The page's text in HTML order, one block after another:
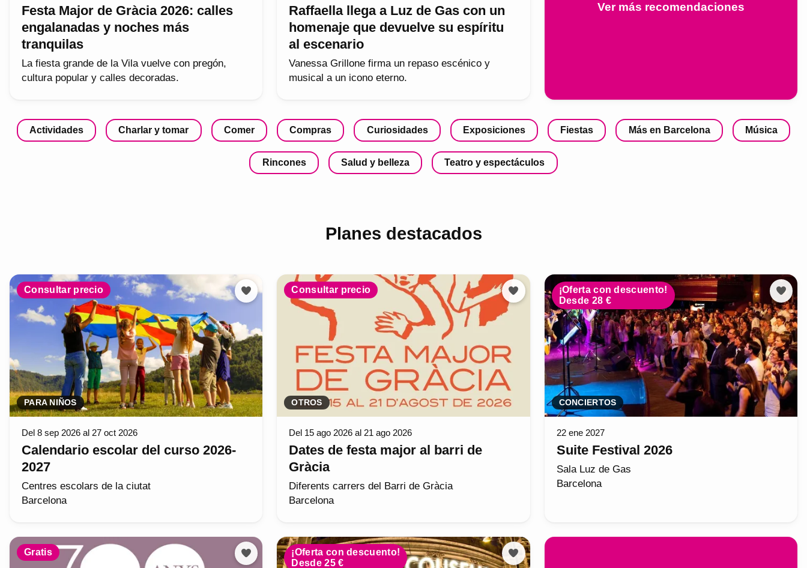
Festa Major de Gràcia 2026: calles
engalanadas y noches más
tranquilas
La fiesta grande de la Vila vuelve con pregón,
cultura popular y calles decoradas.
Raffaella llega a Luz de Gas con un
homenaje que devuelve su espíritu
al escenario
Vanessa Grillone firma un repaso escénico y
musical a un icono eterno.
Ver más recomendaciones
Actividades Charlar y tomar Comer Compras Curiosidades Exposiciones Fiestas Más en Barcelona Música
Rincones Salud y belleza Teatro y espectáculos
Planes destacados
Consultar precio
PARA NIÑOS
Del 8 sep 2026 al 27 oct 2026
Calendario escolar del curso 2026-
2027
Centres escolars de la ciutat
Barcelona
Consultar precio
OTROS
Del 15 ago 2026 al 21 ago 2026
Dates de festa major al barri de
Gràcia
Diferents carrers del Barri de Gràcia
Barcelona
¡Oferta con descuento!
Desde 28 €
CONCIERTOS
22 ene 2027
Suite Festival 2026
Sala Luz de Gas
Barcelona
Gratis
¡Oferta con descuento!
Desde 25 €